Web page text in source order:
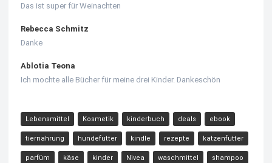
Das ist super für Weinachten
Rebecca Schmitz
Danke
Ablotia Teona
Ich mochte alle Bücher für meine drei Kinder. Dankeschön
Lebensmittel Kosmetik kinderbuch deals ebook
tiernahrung hundefutter kindle rezepte katzenfutter
parfüm käse kinder Nivea waschmittel shampoo